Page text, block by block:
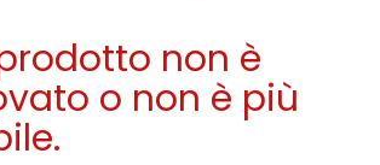
non è
o non è più